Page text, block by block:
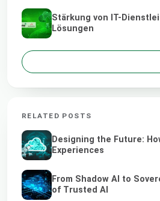
Stärkung von IT-
Lösungen
RELATED POSTS
Designing the Future:
Experiences
From Shadow AI to
of Trusted AI